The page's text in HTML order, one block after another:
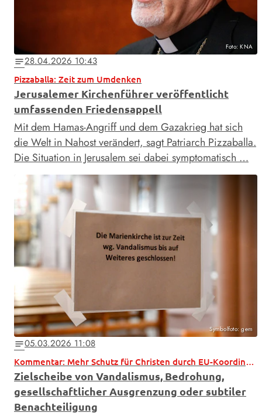
Foto: KNA
notes28.04.2026 10:43
Pizzaballa: Zeit zum Umdenken
Jerusalemer Kirchenführer veröffentlicht
umfassenden Friedensappell
Mit dem Hamas-Angriff und dem Gazakrieg hat sich
die Welt in Nahost verändert, sagt Patriarch Pizzaballa.
Die Situation in Jerusalem sei dabei symptomatisch …
Symbolfoto: gem
notes05.03.2026 11:08
Kommentar: Mehr Schutz für Christen durch EU-Koordinator
Zielscheibe von Vandalismus, Bedrohung,
gesellschaftlicher Ausgrenzung oder subtiler
Benachteiligung